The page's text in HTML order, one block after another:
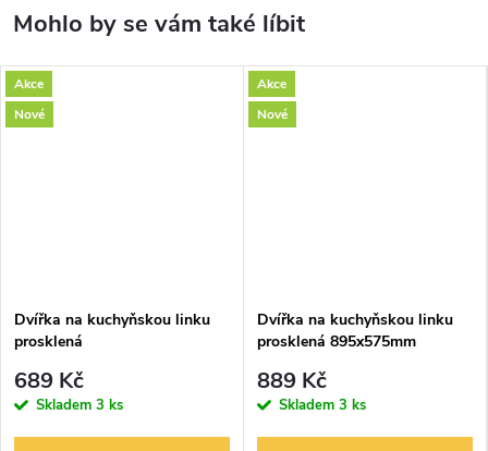
Akce
Nové
Dvířka na kuchyňskou linku
prosklená
689 Kč
Skladem 3 ks
Akce
Nové
Dvířka na kuchyňskou linku
prosklená 895x575mm
889 Kč
Skladem 3 ks